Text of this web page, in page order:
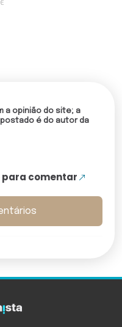
a opinião do site; a
é do autor da
para comentar